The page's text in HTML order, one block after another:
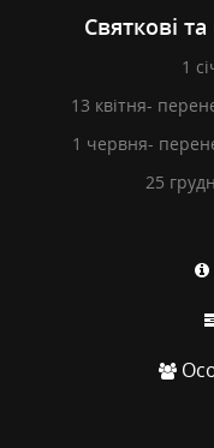
Святкові
1
13 квітня-
1 червня-
25